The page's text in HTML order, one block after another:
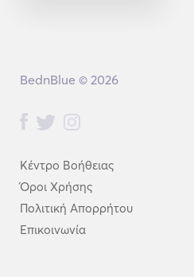
Κέντρο Βοήθειας
Όροι Χρήσης
Πολιτική Απορρήτου
Επικοινωνία
BednBlue © 2026